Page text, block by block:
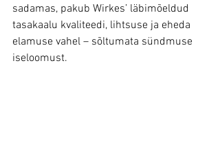
sadamas, pakub Wirkes’ läbimõeldud
tasakaalu kvaliteedi, lihtsuse ja eheda
elamuse vahel – sõltumata sündmuse
iseloomust.